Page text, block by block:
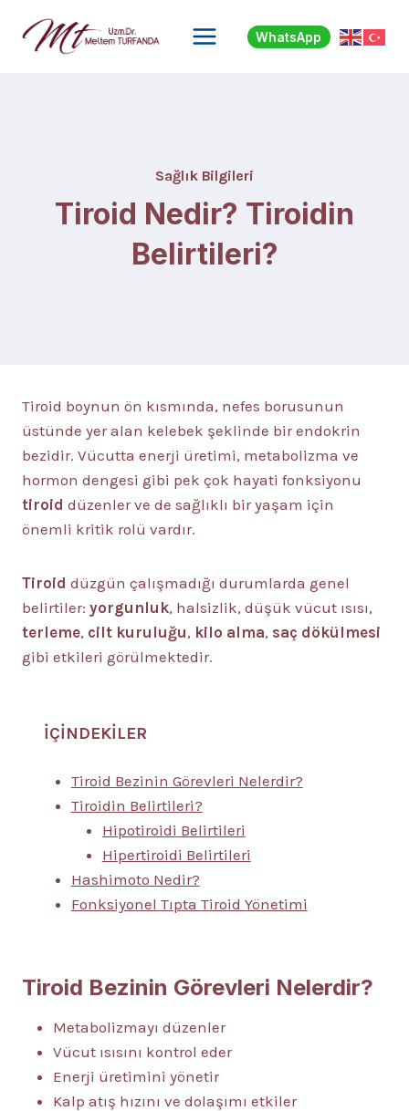
WhatsApp
Sağlık Bilgileri
Tiroid Nedir? Tiroidin
Belirtileri?
Tiroid boynun ön kısmında, nefes borusunun
üstünde yer alan kelebek şeklinde bir endokrin
bezidir. Vücutta enerji üretimi, metabolizma ve
hormon dengesi gibi pek çok hayati fonksiyonu
tiroid düzenler ve de sağlıklı bir yaşam için
önemli kritik rolü vardır.
Tiroid düzgün çalışmadığı durumlarda genel
belirtiler: yorgunluk, halsizlik, düşük vücut ısısı,
terleme, cilt kuruluğu, kilo alma, saç dökülmesi
gibi etkileri görülmektedir.
İÇİNDEKİLER
Tiroid Bezinin Görevleri Nelerdir?
Tiroidin Belirtileri?
Hipotiroidi Belirtileri
Hipertiroidi Belirtileri
Hashimoto Nedir?
Fonksiyonel Tıpta Tiroid Yönetimi
Tiroid Bezinin Görevleri Nelerdir?
Metabolizmayı düzenler
Vücut ısısını kontrol eder
Enerji üretimini yönetir
Kalp atış hızını ve dolaşımı etkiler